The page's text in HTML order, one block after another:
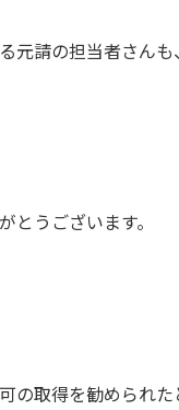
元請の担当者さんも、
とうございます。
の取得を勧められ